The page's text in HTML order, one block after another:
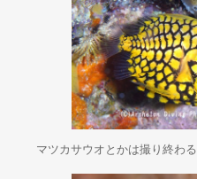
マツカサウオとかは撮り終わる